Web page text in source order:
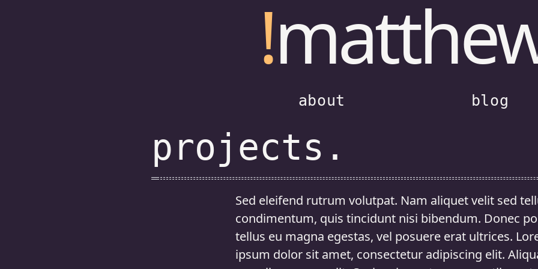
!
about blog
projects.
Sed eleifend rutrum volutpat. Nam aliquet velit sed
condimentum, quis tincidunt nisi bibendum. Donec
tellus eu magna egestas, vel posuere erat ultrices.
ipsum dolor sit amet, consectetur adipiscing elit.